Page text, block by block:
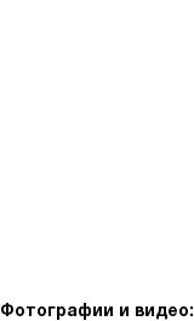
Фотографии и видео: